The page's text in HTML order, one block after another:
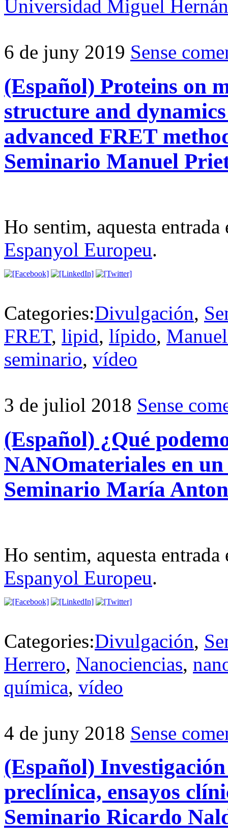
Universidad Miguel
6 de juny 2019 Sense
(Español) Proteins on
structure and
advanced FRET
Seminario Manuel
Ho sentim, aquesta
Espanyol Europeu.
Categories:Divulgación,
FRET, lipid, lípido,
seminario, vídeo
3 de juliol 2018 Sense
(Español) ¿Qué
NANOmateriales en
Seminario María
Ho sentim, aquesta
Espanyol Europeu.
Categories:Divulgación,
Herrero, Nanociencias,
química, vídeo
4 de juny 2018 Sense
(Español)
preclínica, ensayos
Seminario Ricardo